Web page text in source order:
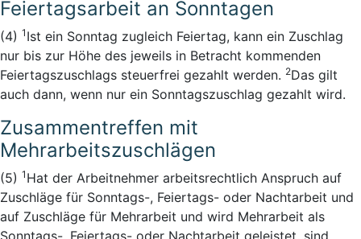
Feiertagsarbeit an Sonntagen
(4) 1 Ist ein Sonntag zugleich Feiertag, kann ein Zuschlag
nur bis zur Höhe des jeweils in Betracht kommenden
Feiertagszuschlags steuerfrei gezahlt werden. 2Das gilt
auch dann, wenn nur ein Sonntagszuschlag gezahlt wird.
Zusammentreffen mit
Mehrarbeitszuschlägen
(5) 1 Hat der Arbeitnehmer arbeitsrechtlich Anspruch auf
Zuschläge für Sonntags-, Feiertags- oder Nachtarbeit und
auf Zuschläge für Mehrarbeit und wird Mehrarbeit als
Sonntags-, Feiertags- oder Nachtarbeit geleistet, sind